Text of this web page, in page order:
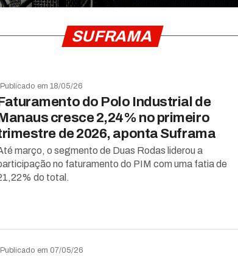
SUFRAMA
Publicado em 18/05/26
do Polo Industrial de
cresce 2,24% no primeiro
de 2026, aponta Suframa
março, o segmento de Duas Rodas liderou a
no faturamento do PIM com uma fatia de
do total.
Publicado em 07/05/26